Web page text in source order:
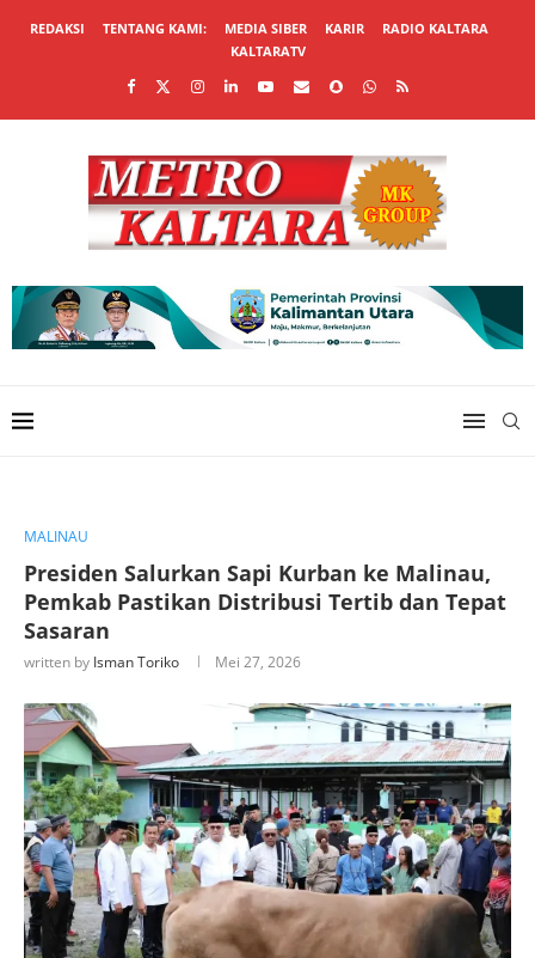
REDAKSI TENTANG KAMI: MEDIA SIBER KARIR
RADIO KALTARA
KALTARATV
MALINAU
Presiden Salurkan Sapi Kurban ke Malinau,
Pemkab Pastikan Distribusi Tertib dan Tepat
Sasaran
written by Isman Toriko Mei 27, 2026